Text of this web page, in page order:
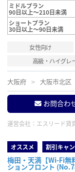
ミドルプラン
90日以上～210日未満
ショートプラン
30日以上～90日未満
女性向け
高級・ハイグレ
大阪府 大阪市北区
お問合わ
運営会社： エスリード賃
オススメ 割引キャ
梅田・天満【Wi-Fi無
ションフロント